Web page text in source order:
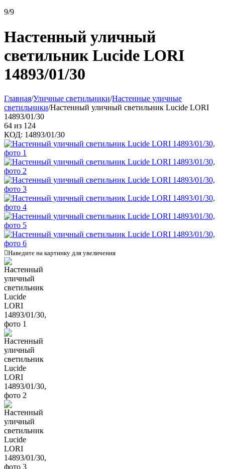
9/9
Настенный уличный
светильник Lucide LORI
14893/01/30
Главная/Уличные светильники/Настенные уличные
светильники/Настенный уличный светильник Lucide LORI
14893/01/30
64 из 124
КОД: 14893/01/30
Наведите на картинку для увеличения